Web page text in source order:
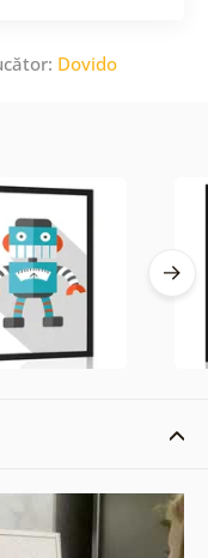
Dovido